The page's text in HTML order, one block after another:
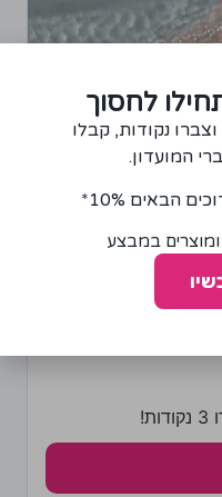
לחסוך
נקודות, קבלו
המועדון.
הבאים 10%*
במבצע